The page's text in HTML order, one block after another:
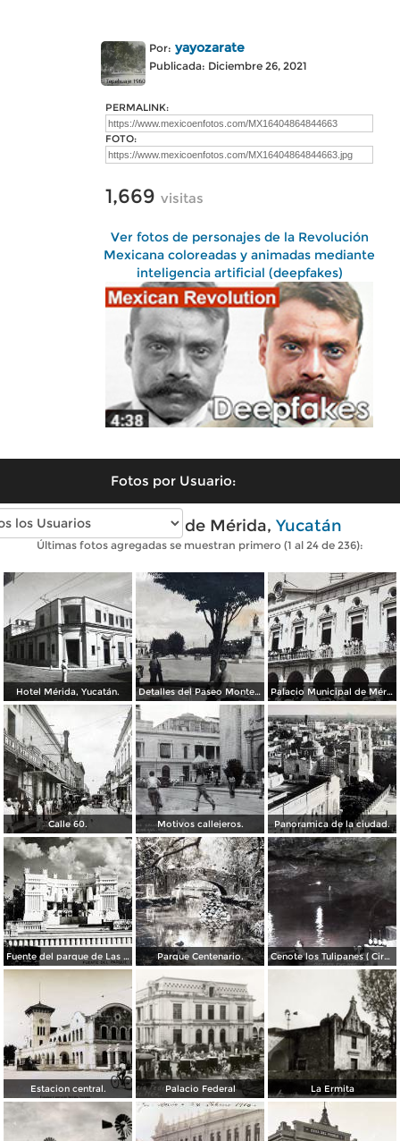
Por: yayozarate
Publicada: Diciembre 26, 2021
PERMALINK:
FOTO:
1,669 visitas
Ver fotos de personajes de la Revolución
Mexicana coloreadas y animadas mediante
inteligencia artificial (deepfakes)
Fotos por Usuario:
Fotos antiguas de Mérida, Yucatán
Últimas fotos agregadas se muestran primero (1 al 24 de 236):
Hotel Mérida, Yucatán. Detalles del Paseo Montejo. Palacio Municipal de Mérida, Yucatán.
Calle 60. Motivos callejeros. Panoramica de la ciudad.
Fuente del parque de Las Americas. ( Circulada el 15 de Diciembre de 1938 ). Parque Centenario. Cenote los Tulipanes ( Circulada el 11 de Junio de 1966 ).
Estacion central. Palacio Federal La Ermita